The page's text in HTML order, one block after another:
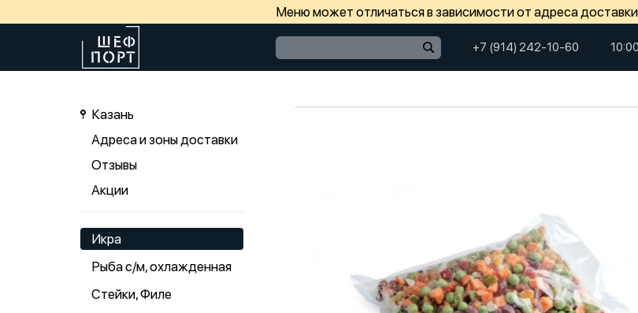
Меню может отличаться в зависимости от адреса
+7 (914) 242-10-60
Казань
Адреса и зоны доставки
Отзывы
Акции
Икра
Рыба с/м, охлажденная
Стейки, Филе